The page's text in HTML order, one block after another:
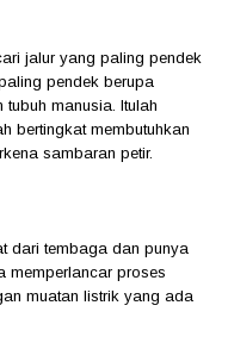
jalur yang paling pendek
pendek berupa
manusia. Itulah
bertingkat membutuhkan
sambaran petir.
dari tembaga dan punya
memperlancar proses
muatan listrik yang ada